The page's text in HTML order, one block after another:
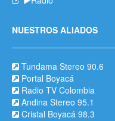
NUESTROS ALIADOS
Tundama Stereo 90.6
Portal Boyacá
Radio TV Colombia
Andina Stereo 95.1
Cristal Boyacá 98.3